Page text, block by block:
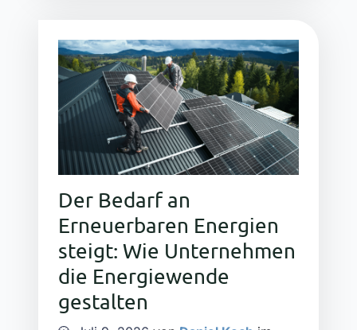
Der Bedarf an
Erneuerbaren Energien
steigt: Wie Unternehmen
die Energiewende
gestalten